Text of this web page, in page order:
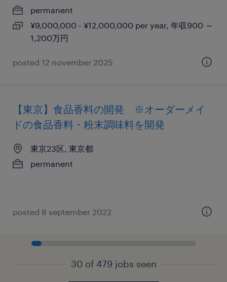
permanent
¥9,000,000 - ¥12,000,000 per year, 年収900 ～
1,200万円
posted 12 november 2025
【東京】食品香料の開発 ※オーダーメイ
ドの食品香料・粉末調味料を開発
東京23区, 東京都
permanent
posted 8 september 2022
30 of 479 jobs seen